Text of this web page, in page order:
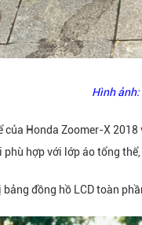
Hình ảnh:
của Honda Zoomer-X
phù hợp với lớp áo tổng
bảng đồng hồ LCD toàn